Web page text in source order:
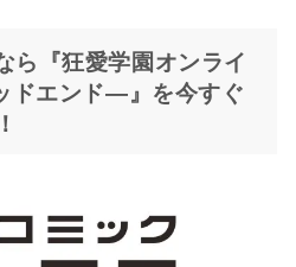
ら『狂愛学園オンライ
ドエンド―』を今すぐ